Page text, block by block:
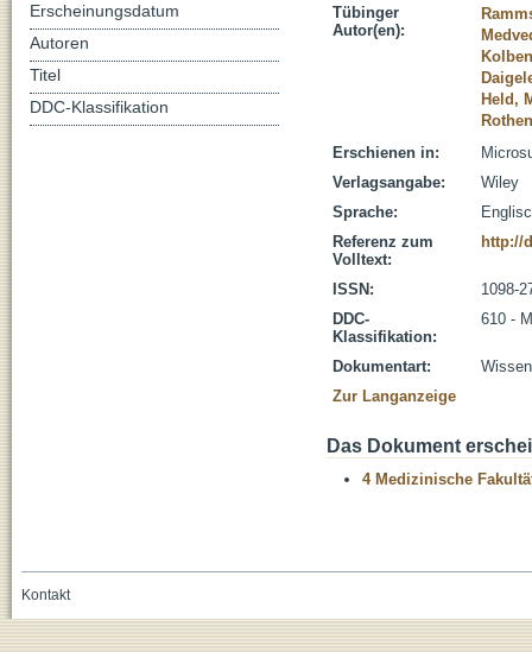
Tübinger
Autor(en):
Held,
Erschienen in:
Verlagsangabe:
Wiley
Sprache:
Referenz zum
Volltext:
http://
ISSN:
1098-
DDC-
Klassifikation:
610 -
Dokumentart:
Zur Langanzeige
Das Dokument
4 Medizinische
Erscheinungsdatum
Autoren
Titel
DDC-Klassifikation
Kontakt